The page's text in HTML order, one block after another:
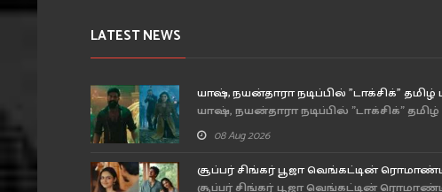
LATEST NEWS
யாஷ், நயன்தாரா நடிப்பில் "டாக்சிக்"
யாஷ், நயன்தாரா நடிப்பில் "டாக்சிக்"
08 Aug 2026
சூப்பர் சிங்கர் பூஜா வெங்கட்டின்
சூப்பர் சிங்கர் பூஜா வெங்கட்டின்